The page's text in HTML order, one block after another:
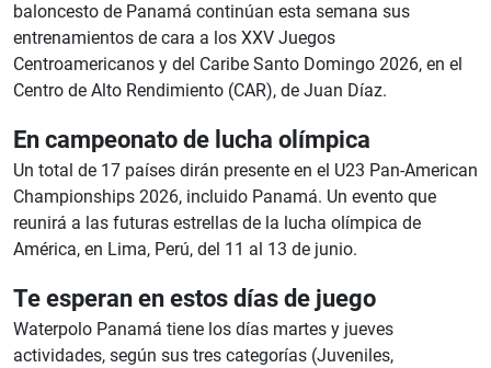
baloncesto de Panamá continúan esta semana sus
entrenamientos de cara a los XXV Juegos
Centroamericanos y del Caribe Santo Domingo 2026, en el
Centro de Alto Rendimiento (CAR), de Juan Díaz.
En campeonato de lucha olímpica
Un total de 17 países dirán presente en el U23 Pan-American
Championships 2026, incluido Panamá. Un evento que
reunirá a las futuras estrellas de la lucha olímpica de
América, en Lima, Perú, del 11 al 13 de junio.
Te esperan en estos días de juego
Waterpolo Panamá tiene los días martes y jueves
actividades, según sus tres categorías (Juveniles,